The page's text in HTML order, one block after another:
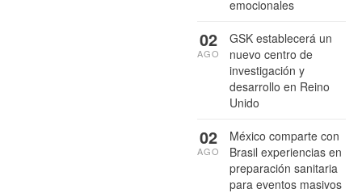
emocionales
GSK establecerá un
nuevo centro de
investigación y
desarrollo en Reino
Unido
02
AGO
México comparte con
Brasil experiencias en
preparación sanitaria
para eventos masivos
02
AGO